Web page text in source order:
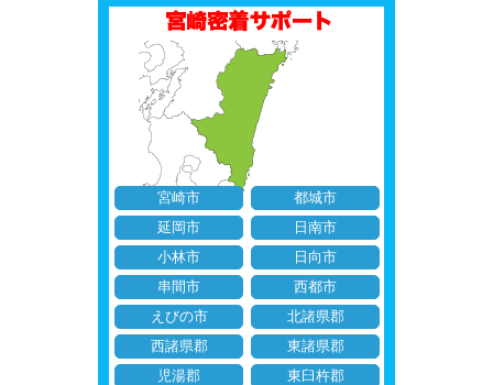
宮崎市
都城市
延岡市
日南市
小林市
日向市
串間市
西都市
えびの市
北諸県郡
西諸県郡
東諸県郡
児湯郡
東臼杵郡